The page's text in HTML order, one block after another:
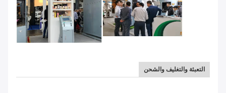
التعبئة والتغليف والشحن